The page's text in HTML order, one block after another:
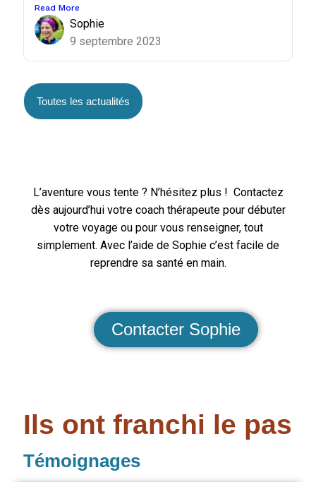
Read More
Sophie
9 septembre 2023
Toutes les actualités
L’aventure vous tente ? N’hésitez plus ! Contactez
dès aujourd’hui votre coach thérapeute pour débuter
votre voyage ou pour vous renseigner, tout
simplement. Avec l’aide de Sophie c’est facile de
reprendre sa santé en main.
Contacter Sophie
Ils ont franchi le pas
Témoignages